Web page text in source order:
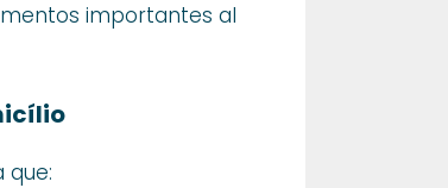
importantes al
que: